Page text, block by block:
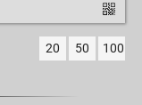
20 50 100